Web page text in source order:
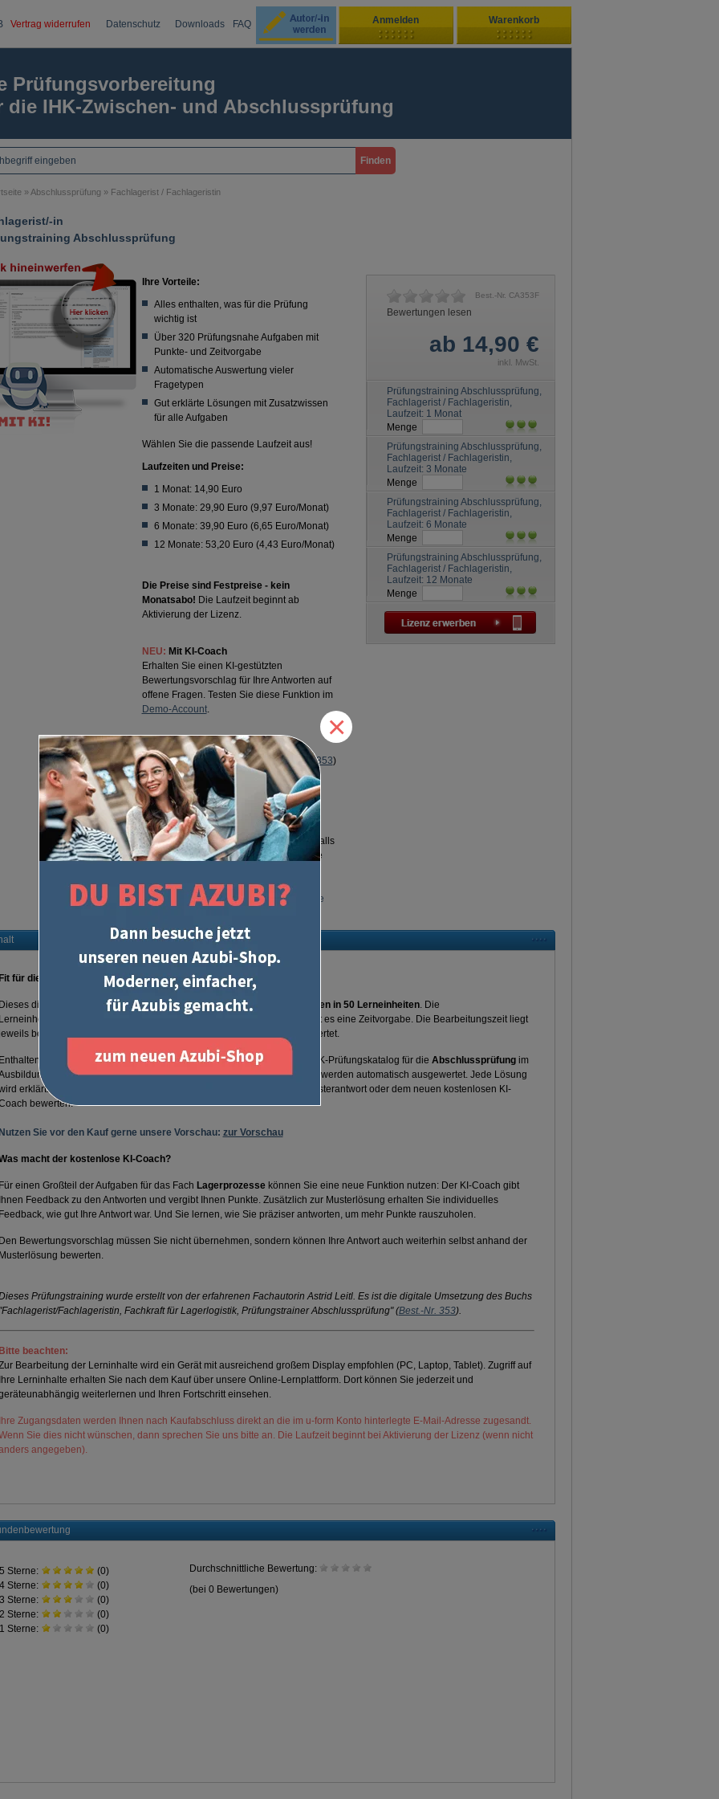
Vertrag widerrufen Datenschutz Downloads FAQ Anmelden Warenkorb
Prüfungsvorbereitung
die IHK-Zwischen- und Abschlussprüfung
» Abschlussprüfung » Fachlagerist / Fachlageristin
in
Abschlussprüfung
Ihre Vorteile:
Alles enthalten, was für die Prüfung
wichtig ist
Über 320 Prüfungsnahe Aufgaben mit
Punkte- und Zeitvorgabe
Automatische Auswertung vieler
Fragetypen
Gut erklärte Lösungen mit Zusatzwissen
für alle Aufgaben
Wählen Sie die passende Laufzeit aus!
Laufzeiten und Preise:
1 Monat: 14,90 Euro
3 Monate: 29,90 Euro (9,97 Euro/Monat)
6 Monate: 39,90 Euro (6,65 Euro/Monat)
12 Monate: 53,20 Euro (4,43 Euro/Monat)
Die Preise sind Festpreise - kein
Monatsabo! Die Laufzeit beginnt ab
Aktivierung der Lizenz.
NEU: Mit KI-Coach
Erhalten Sie einen KI-gestützten
Bewertungsvorschlag für Ihre Antworten auf
offene Fragen. Testen Sie diese Funktion im
Demo-Account.
Lieber mit Papier lernen?
Zum Prüfungstrainer als Buch (Best.-Nr. 353)
Sie sind Lehrer/-in oder Ausbilder/-in?
Möchten Sie die Lizenz für eine andere
Person kaufen?
Die E-Mail-Adresse, die Sie beim Kauf
angeben, wird für die Lizenz hinterlegt. Falls
Sie das nicht möchten oder mehr als eine
folgendeExcel-Datei und schicken Sie
uns diese per E-Mail an
uform@u-form.de
Best.-Nr. CA353F
Bewertungen lesen
ab 14,90 €
inkl. MwSt.
Prüfungstraining Abschlussprüfung,
Fachlagerist / Fachlageristin,
Laufzeit: 1 Monat
Menge
Prüfungstraining Abschlussprüfung,
Fachlagerist / Fachlageristin,
Laufzeit: 3 Monate
Menge
Prüfungstraining Abschlussprüfung,
Fachlagerist / Fachlageristin,
Laufzeit: 6 Monate
Menge
Prüfungstraining Abschlussprüfung,
Fachlagerist / Fachlageristin,
Laufzeit: 12 Monate
Menge
Fit für die Prüfung
Dieses digitale Prüfungstraining besteht aus mehr als 320 Übungsaufgaben in 50 Lerneinheiten. Die
Lerneinheiten bestehen aus mehreren Aufgaben. Für jede Lerneinheit gibt es eine Zeitvorgabe. Die Bearbeitungszeit liegt
bei 15 - 25 Minuten. Die Aufgaben werden wie in der Prüfung bewertet.
Enthalten sind Aufgaben zuallen prüfungsrelevanten Themen gemäß IHK-Prüfungskatalog für die Abschlussprüfung im
Fachlagerist / Fachlageristin.Geschlossene Aufgaben werden automatisch ausgewertet. Jede Lösung
erklärt. Antworten auf offene Fragen können Sie leicht mithilfe der Musterantwort oder dem neuen kostenlosen KI-
bewerten.
Nutzen Sie vor den Kauf gerne unsere Vorschau: zur Vorschau
macht der kostenlose KI-Coach?
Für einen Großteil der Aufgaben für das Fach Lagerprozessekönnen Sie eine neue Funktion nutzen: Der KI-Coach gibt
Ihnen Feedback zu den Antworten und vergibt Ihnen Punkte. Zusätzlich zur Musterlösung erhalten Sie individuelles
Feedback, wie gut Ihre Antwort war. Und Sie lernen, wie Sie präziser antworten, um mehr Punkte rauszuholen.
Den Bewertungsvorschlag müssen Sie nicht übernehmen, sondern können Ihre Antwort auch weiterhin selbst anhand der
Musterlösung bewerten.
Prüfungstraining wurde erstellt von der erfahrenen Fachautorin Astrid Leitl. Es ist die digitale Umsetzung des Buchs
"Fachlagerist/Fachlageristin, Fachkraft für Lagerlogistik, Prüfungstrainer Abschlussprüfung" (Best.-Nr. 353).
Bitte beachten:
Bearbeitung der Lerninhalte wird ein Gerät mit ausreichend großem Display empfohlen (PC, Laptop, Tablet). Zugriff auf
Ihre Lerninhalte erhalten Sie nach dem Kauf über unsere Online-Lernplattform. Dort können Sie jederzeit und
weiterlernen und Ihren Fortschritt einsehen.
Ihre Zugangsdaten werden Ihnen nach Kaufabschluss direkt an die im u-form Konto hinterlegte E-Mail-Adresse zugesandt.
Sie dies nicht wünschen, dann sprechen Sie uns bitte an. Die Laufzeit beginnt bei Aktivierung der Lizenz (wenn nicht
angegeben).
×